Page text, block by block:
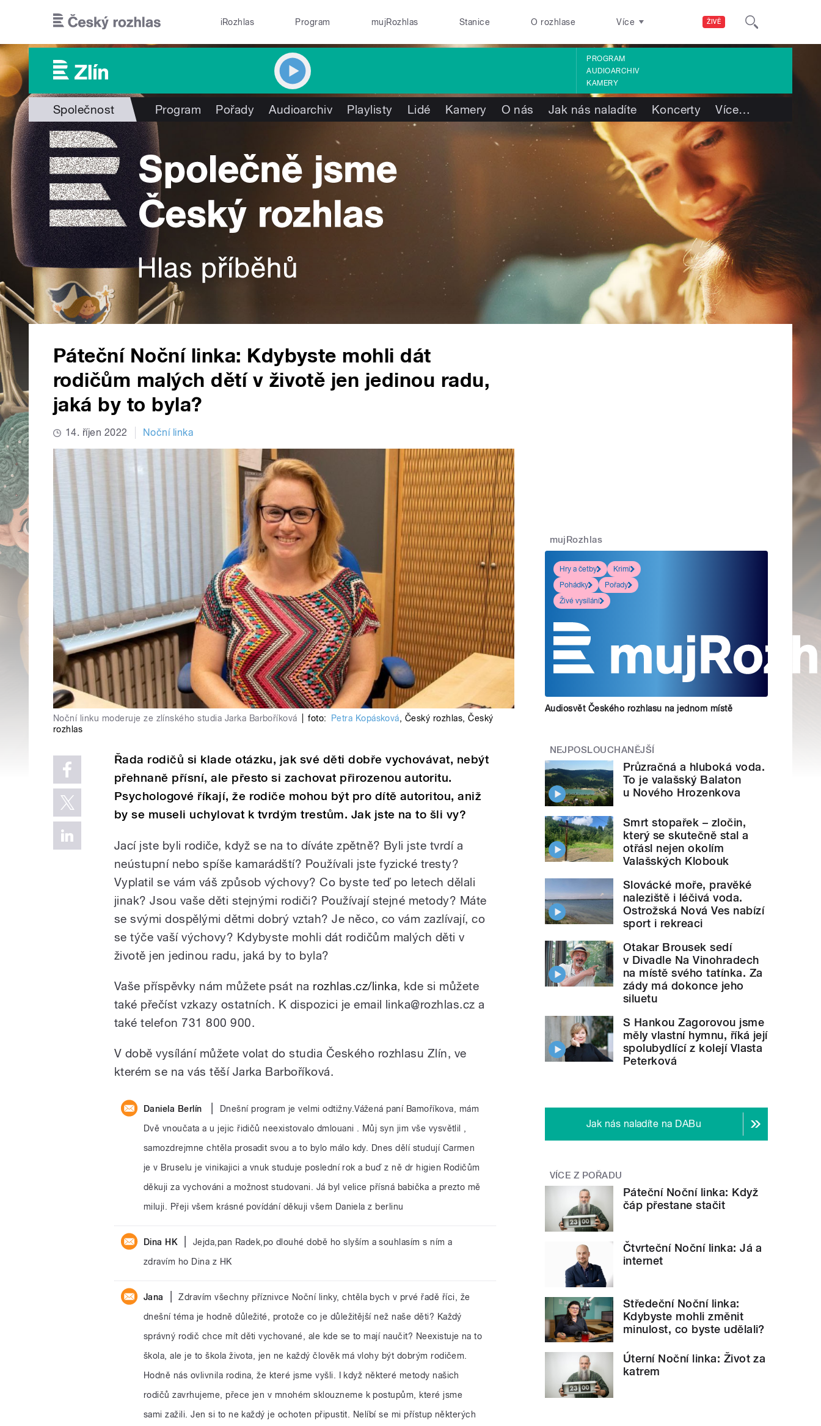
ŽIVĚ
iRozhlas Program mujRozhlas Stanice O rozhlase Více
PROGRAM
AUDIOARCHIV
KAMERY
Společnost Program Pořady Audioarchiv Playlisty Lidé Kamery O nás Jak nás naladíte Koncerty Více…
Páteční Noční linka: Kdybyste mohli dát
rodičům malých dětí v životě jen jedinou radu,
jaká by to byla?
14. říjen 2022 Noční linka
Noční linku moderuje ze zlínského studia Jarka Barboříková foto: Petra Kopásková, Český rozhlas,Český
rozhlas
Řada rodičů si klade otázku, jak své děti dobře vychovávat, nebýt
přehnaně přísní, ale přesto si zachovat přirozenou autoritu.
Psychologové říkají, že rodiče mohou být pro dítě autoritou, aniž
by se museli uchylovat k tvrdým trestům. Jak jste na to šli vy?
Jací jste byli rodiče, když se na to díváte zpětně? Byli jste tvrdí a
neústupní nebo spíše kamarádští? Používali jste fyzické tresty?
Vyplatil se vám váš způsob výchovy? Co byste teď po letech dělali
jinak? Jsou vaše děti stejnými rodiči? Používají stejné metody? Máte
se svými dospělými dětmi dobrý vztah? Je něco, co vám zazlívají, co
se týče vaší výchovy? Kdybyste mohli dát rodičům malých děti v
životě jen jedinou radu, jaká by to byla?
Vaše příspěvky nám můžete psát na rozhlas.cz/linka, kde si můžete
také přečíst vzkazy ostatních. K dispozici je email linka@rozhlas.cz a
také telefon 731 800 900.
V době vysílání můžete volat do studia Českého rozhlasu Zlín, ve
kterém se na vás těší Jarka Barboříková.
Daniela Berlín
Dnešní program je velmi odtižny.Vážená paní Bamoříkova, mám
Dvě vnoučata a u jejic řidičů neexistovalo dmlouani . Můj syn jim vše vysvětlil ,
samozdrejmne chtěla prosadit svou a to bylo málo kdy. Dnes dělí studují Carmen
je v Bruselu je vinikajici a vnuk studuje poslední rok a buď z ně dr higien Rodičům
děkuji za vychováni a možnost studovani. Já byl velice přísná babička a prezto mě
miluji. Přeji všem krásné povídání děkuji všem Daniela z berlinu
Dina HK
Jejda,pan Radek,po dlouhé době ho slyším a souhlasím s ním a
zdravím ho Dina z HK
Jana
Zdravím všechny příznivce Noční linky, chtěla bych v prvé řadě říci, že
dnešní téma je hodně důležité, protože co je důležitější než naše děti? Každý
správný rodič chce mít děti vychované, ale kde se to mají naučit? Neexistuje na to
škola, ale je to škola života, jen ne každý člověk má vlohy být dobrým rodičem.
Hodně nás ovlivnila rodina, že které jsme vyšli. I když některé metody našich
rodičů zavrhujeme, přece jen v mnohém sklouzneme k postupům, které jsme
sami zažili. Jen si to ne každý je ochoten připustit. Nelíbí se mi přístup některých
mujRozhlas
Hry a četby
Krimi
Pohádky
Pořady
Živé vysílání
Audiosvět Českého rozhlasu na jednom místě
NEJPOSLOUCHANĚJŠÍ
Průzračná a hluboká voda.
To je valašský Balaton
u Nového Hrozenkova
Smrt stopařek – zločin,
který se skutečně stal a
otřásl nejen okolím
Valašských Klobouk
Slovácké moře, pravěké
naleziště i léčivá voda.
Ostrožská Nová Ves nabízí
sport i rekreaci
Otakar Brousek sedí
v Divadle Na Vinohradech
na místě svého tatínka. Za
zády má dokonce jeho
siluetu
S Hankou Zagorovou jsme
měly vlastní hymnu, říká její
spolubydlící z kolejí Vlasta
Peterková
Jak nás naladíte na DABu
VÍCE Z POŘADU
Páteční Noční linka: Když
čáp přestane stačit
Čtvrteční Noční linka: Já a
internet
Středeční Noční linka:
Kdybyste mohli změnit
minulost, co byste udělali?
Úterní Noční linka: Život za
katrem